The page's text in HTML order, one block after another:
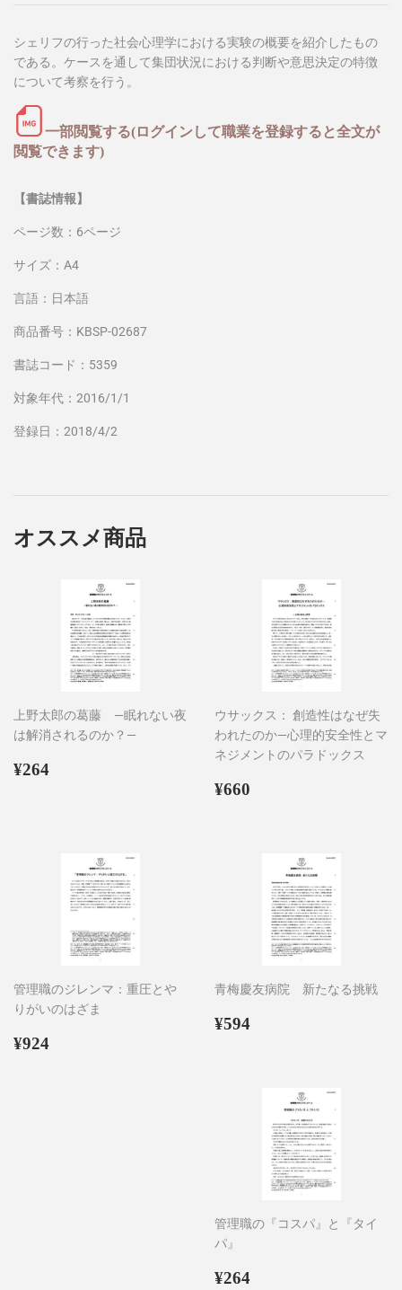
シェリフの行った社会心理学における実験の概要を紹介したもの
である。ケースを通して集団状況における判断や意思決定の特徴
について考察を行う。
一部閲覧する(ログインして職業を登録すると全文が
閲覧できます)
【書誌情報】
ページ数：6ページ
サイズ：A4
言語：日本語
商品番号：KBSP-02687
書誌コード：5359
対象年代：2016/1/1
登録日：2018/4/2
オススメ商品
上野太郎の葛藤 ―眠れない夜
は解消されるのか？―
通
¥264
ウサックス： 創造性はなぜ失
われたのか―心理的安全性とマ
ネジメントのパラドックス
通
¥660
管理職のジレンマ：重圧とや
りがいのはざま
通
¥924
青梅慶友病院 新たなる挑戦
通
¥594
管理職の『コスパ』と『タイ
パ』
通
¥264